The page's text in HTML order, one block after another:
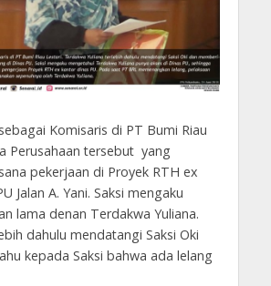
Komisaris di PT Bumi Riau
Perusahaan tersebut yang
pekerjaan di Proyek RTH ex
Jalan A. Yani. Saksi mengaku
lama denan Terdakwa Yuliana.
dahulu mendatangi Saksi Oki
kepada Saksi bahwa ada lelang